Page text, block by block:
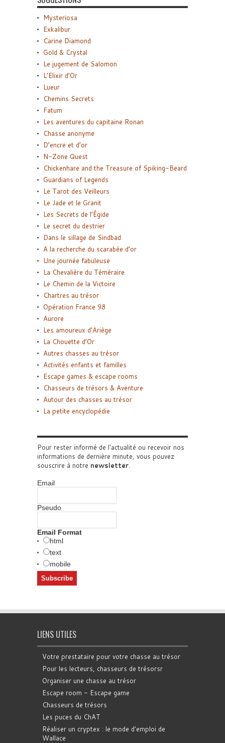
Mysteriosa
Exkalibur
Carine Diamond
Gold & Crystal
Le jugement de Salomon
L’Elixir d’Or
Lueur
Chemins Secrets
Fatum
Les aventures du capitaine Ronan
Chasse anonyme
D’encre et d’or
N-Zone Quest
Chickenhare and the Treasure of Spiking-Beard
Guardians of Legends
Le Tarot des Veilleurs
Le Jade et le Granit
Les Secrets de l’Égide
Le secret du destrier
Dans le sillage de Sindbad
A la recherche du scarabée d’or
Une journée fabuleuse
La Chevalière du Téméraire
Le Chemin de la Victoire
Chartres au trésor
Opération France 98
Aurore
Les amoureux d’Ariège
La Chouette d’Or
Autres chasses au trésor
Activités enfants et familles
Escape games & escape rooms
Chasseurs de trésors & Aventure
Autour des chasses au trésor
La petite encyclopédie
Pour rester informé de l'actualité ou recevoir nos
informations de dernière minute, vous pouvez
souscrire à notre newsletter.
Email
Pseudo
Email Format
html
text
mobile
LIENS UTILES
Votre prestataire pour votre chasse au trésor
Pour les lecteurs, chasseurs de trésorsr
Organiser une chasse au trésor
Escape room - Escape game
Chasseurs de trésors
Les puces du ChAT
Réaliser un cryptex : le mode d'emploi de
Wallace